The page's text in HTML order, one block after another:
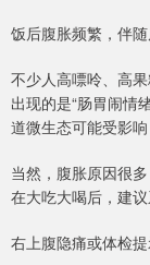
饭后腹胀频繁，伴
不少人高嘌呤、高
出现的是“肠胃闹情
道微生态可能受影
当然，腹胀原因很
在大吃大喝后，建
右上腹隐痛或体检